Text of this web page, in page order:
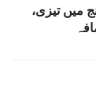
میں تیزی،